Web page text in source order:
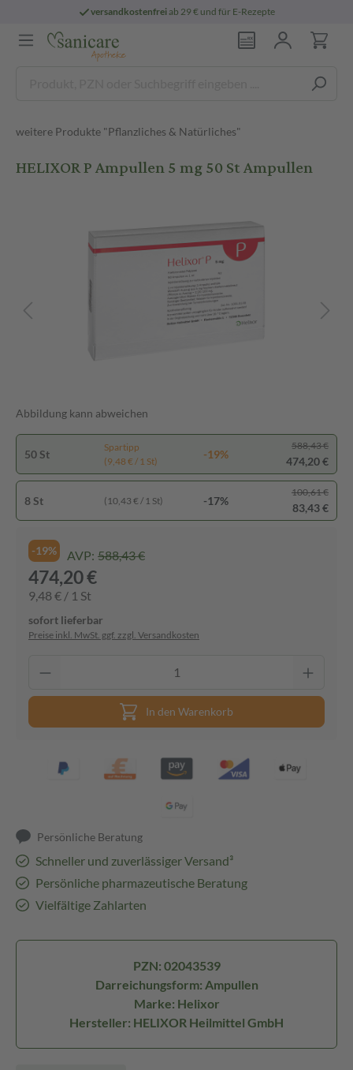
versandkostenfreiab 29 € und für E-Rezepte
weitere Produkte "Pflanzliches & Natürliches"
HELIXOR P Ampullen 5 mg 50 St Ampullen
Abbildung kann abweichen
50 St
Spartipp
(9,48 € / 1 St)
-19%
588,43 €
474,20 €
8 St (10,43 € / 1 St) -17%
100,61 €
83,43 €
-19% AVP: 588,43 €
474,20 €
9,48 € / 1 St
sofort lieferbar
Preise inkl. MwSt. ggf. zzgl. Versandkosten
In den Warenkorb
Persönliche Beratung
Schneller und zuverlässiger Versand³
Persönliche pharmazeutische Beratung
Vielfältige Zahlarten
PZN: 02043539
Darreichungsform: Ampullen
Marke: Helixor
Hersteller: HELIXOR Heilmittel GmbH